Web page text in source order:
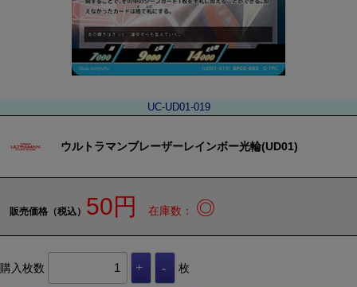
UC-UD01-019
ウルトラマンブレーザーレインボー光輪(UD01)
販売価格（税込） 50円 在庫数： ◎
購入枚数 枚